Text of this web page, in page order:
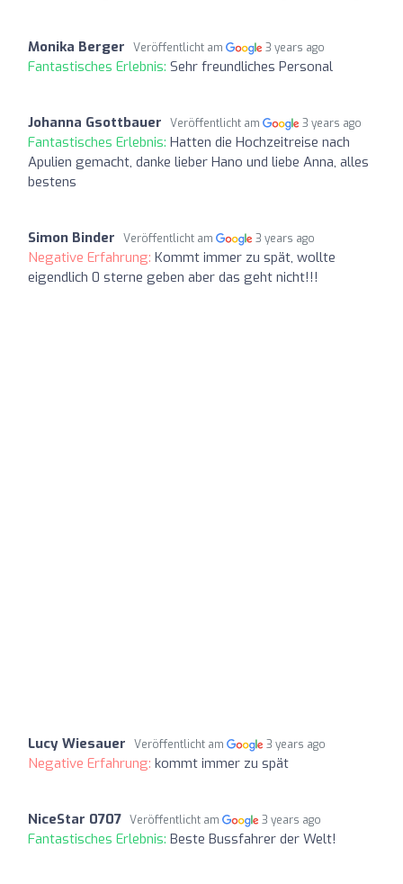
Monika Berger Veröffentlicht am 3 years ago
Fantastisches Erlebnis: Sehr freundliches Personal
Johanna Gsottbauer Veröffentlicht am 3 years ago
Fantastisches Erlebnis: Hatten die Hochzeitreise nach
Apulien gemacht, danke lieber Hano und liebe Anna, alles
bestens
Simon Binder Veröffentlicht am 3 years ago
Negative Erfahrung: Kommt immer zu spät, wollte
eigendlich 0 sterne geben aber das geht nicht!!!
Lucy Wiesauer Veröffentlicht am 3 years ago
Negative Erfahrung: kommt immer zu spät
NiceStar 0707 Veröffentlicht am 3 years ago
Fantastisches Erlebnis: Beste Bussfahrer der Welt!